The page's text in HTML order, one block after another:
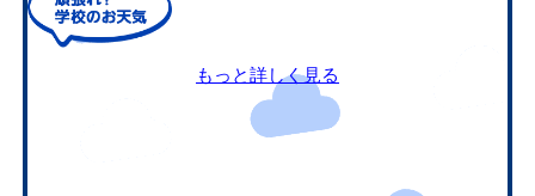
もっと詳しく見る